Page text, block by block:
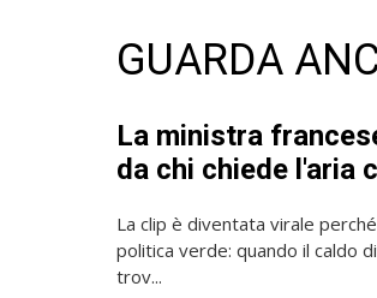
GUARDA
La ministra
da chi chiede l'aria
La clip è diventata virale
politica verde: quando il caldo
trov...